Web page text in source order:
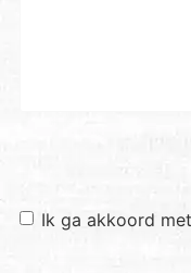
Toestemming*
Ik ga akkoord